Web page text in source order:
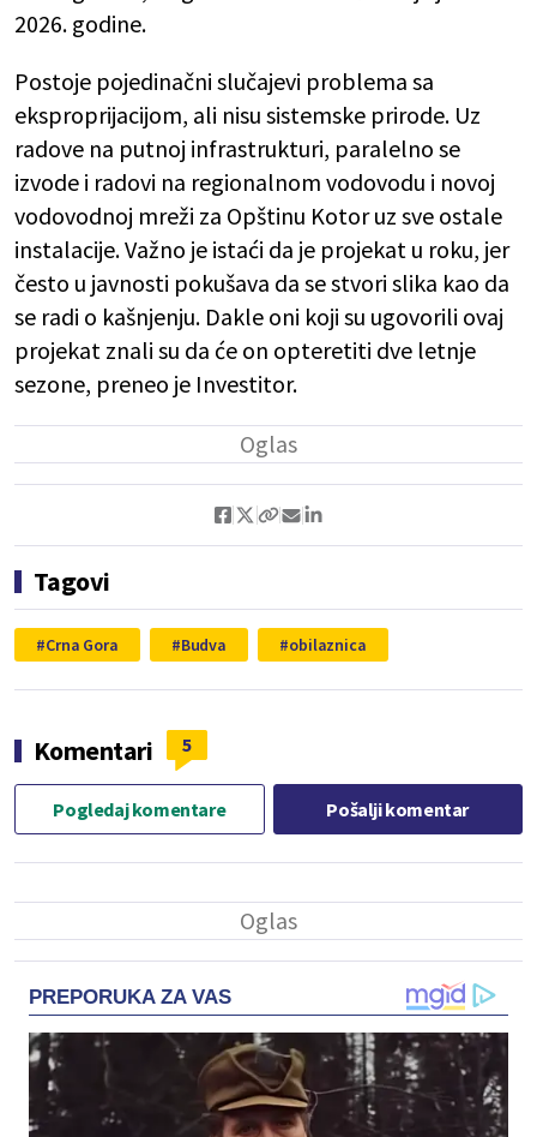
2026. godine.
Postoje pojedinačni slučajevi problema sa
eksproprijacijom, ali nisu sistemske prirode. Uz
radove na putnoj infrastrukturi, paralelno se
izvode i radovi na regionalnom vodovodu i novoj
vodovodnoj mreži za Opštinu Kotor uz sve ostale
instalacije. Važno je istaći da je projekat u roku, jer
često u javnosti pokušava da se stvori slika kao da
se radi o kašnjenju. Dakle oni koji su ugovorili ovaj
projekat znali su da će on opteretiti dve letnje
sezone, preneo je Investitor.
Tagovi
Crna Gora Budva obilaznica
Komentari 5
Pogledaj komentare Pošalji komentar
PREPORUKA ZA VAS